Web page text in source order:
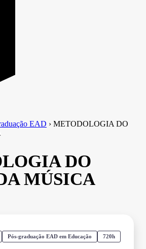
EAD › METODOLOGIA DO
DO
MÚSICA
Pós-graduação EAD em Educação 720h